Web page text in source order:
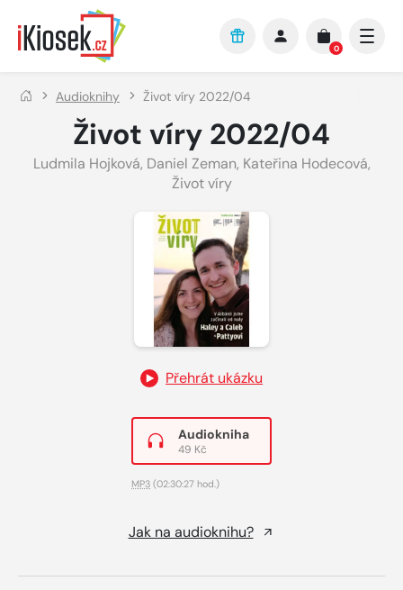
Přejít na hlavní obsah
0
Audioknihy Život víry 2022/04
Život víry 2022/04
Ludmila Hojková, Daniel Zeman, Kateřina Hodecová,
Život víry
Přehrát ukázku
Audiokniha
49 Kč
MP3 (02:30:27 hod.)
Jak na audioknihu?